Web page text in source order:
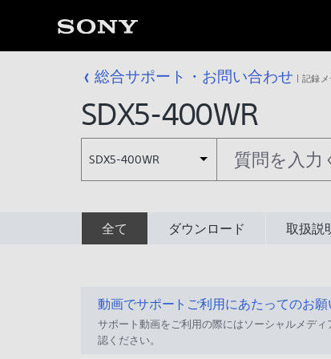
総合サポート・お問い合わせ 記録
SDX5-400WR
SDX5-400WR
全て ダウンロード 取扱説
動画でサポートご利用にあたってのお願
サポート動画をご利用の際にはソーシャルメディ
認ください。